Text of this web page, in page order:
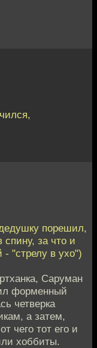
порешил,
за что и
- "стрелу в ухо")
Саруман
форменный
четверка
а затем,
чего тот его и
хоббиты.